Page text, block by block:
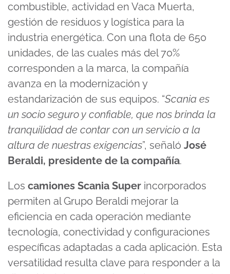
combustible, actividad en Vaca Muerta,
gestión de residuos y logística para la
industria energética. Con una flota de 650
unidades, de las cuales más del 70%
corresponden a la marca, la compañía
avanza en la modernización y
estandarización de sus equipos. “Scania es
un socio seguro y confiable, que nos brinda la
tranquilidad de contar con un servicio a la
altura de nuestras exigencias”, señaló José
Beraldi, presidente de la compañía.
Los camiones Scania Super incorporados
permiten al Grupo Beraldi mejorar la
eficiencia en cada operación mediante
tecnología, conectividad y configuraciones
específicas adaptadas a cada aplicación. Esta
versatilidad resulta clave para responder a la